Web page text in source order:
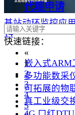
代理申请
快速链接：
嵌入式ARM
多功能数采
可拓展的物
真工业级交
基站动环监控应
14
«
1
2
3
4
5